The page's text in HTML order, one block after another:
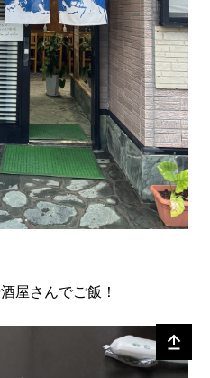
屋さんでご飯！